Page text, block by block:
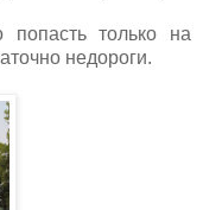
только на
недороги.